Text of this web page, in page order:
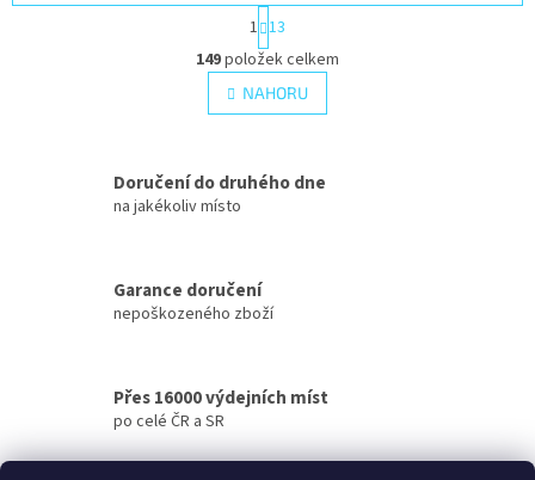
O
v
l
á
c
y
p
i
u
t
r
á
n
k
á
1 13
149položek celkem
NAHORU
Doručení do druhého dne
na jakékoliv místo
Garance doručení
nepoškozeného zboží
Přes 16000 výdejních míst
po celé ČR a SR